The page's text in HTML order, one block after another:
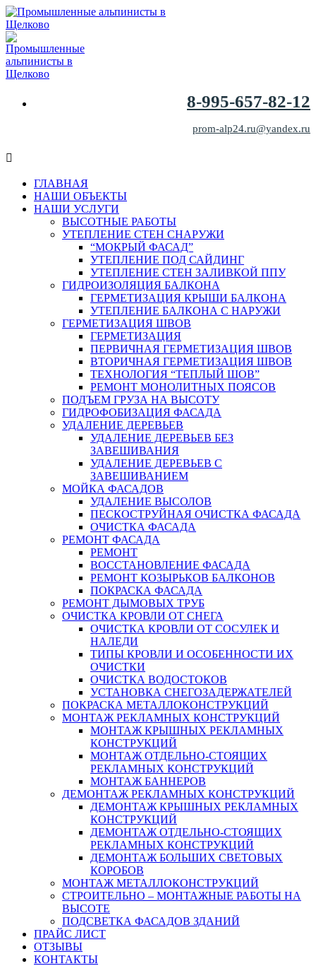
8-995-657-82-12
prom-alp24.ru@yandex.ru
ГЛАВНАЯ
НАШИ ОБЪЕКТЫ
НАШИ УСЛУГИ
ВЫСОТНЫЕ РАБОТЫ
УТЕПЛЕНИЕ СТЕН СНАРУЖИ
“МОКРЫЙ ФАСАД”
УТЕПЛЕНИЕ ПОД САЙДИНГ
УТЕПЛЕНИЕ СТЕН ЗАЛИВКОЙ ППУ
ГИДРОИЗОЛЯЦИЯ БАЛКОНА
ГЕРМЕТИЗАЦИЯ КРЫШИ БАЛКОНА
УТЕПЛЕНИЕ БАЛКОНА С НАРУЖИ
ГЕРМЕТИЗАЦИЯ ШВОВ
ГЕРМЕТИЗАЦИЯ
ПЕРВИЧНАЯ ГЕРМЕТИЗАЦИЯ ШВОВ
ВТОРИЧНАЯ ГЕРМЕТИЗАЦИЯ ШВОВ
ТЕХНОЛОГИЯ “ТЕПЛЫЙ ШОВ”
РЕМОНТ МОНОЛИТНЫХ ПОЯСОВ
ПОДЪЕМ ГРУЗА НА ВЫСОТУ
ГИДРОФОБИЗАЦИЯ ФАСАДА
УДАЛЕНИЕ ДЕРЕВЬЕВ
УДАЛЕНИЕ ДЕРЕВЬЕВ БЕЗ
ЗАВЕШИВАНИЯ
УДАЛЕНИЕ ДЕРЕВЬЕВ С
ЗАВЕШИВАНИЕМ
МОЙКА ФАСАДОВ
УДАЛЕНИЕ ВЫСОЛОВ
ПЕСКОСТРУЙНАЯ ОЧИСТКА ФАСАДА
ОЧИСТКА ФАСАДА
РЕМОНТ ФАСАДА
РЕМОНТ
ВОССТАНОВЛЕНИЕ ФАСАДА
РЕМОНТ КОЗЫРЬКОВ БАЛКОНОВ
ПОКРАСКА ФАСАДА
РЕМОНТ ДЫМОВЫХ ТРУБ
ОЧИСТКА КРОВЛИ ОТ СНЕГА
ОЧИСТКА КРОВЛИ ОТ СОСУЛЕК И
НАЛЕДИ
ТИПЫ КРОВЛИ И ОСОБЕННОСТИ ИХ
ОЧИСТКИ
ОЧИСТКА ВОДОСТОКОВ
УСТАНОВКА СНЕГОЗАДЕРЖАТЕЛЕЙ
ПОКРАСКА МЕТАЛЛОКОНСТРУКЦИЙ
МОНТАЖ РЕКЛАМНЫХ КОНСТРУКЦИЙ
МОНТАЖ КРЫШНЫХ РЕКЛАМНЫХ
КОНСТРУКЦИЙ
МОНТАЖ ОТДЕЛЬНО-СТОЯЩИХ
РЕКЛАМНЫХ КОНСТРУКЦИЙ
МОНТАЖ БАННЕРОВ
ДЕМОНТАЖ РЕКЛАМНЫХ КОНСТРУКЦИЙ
ДЕМОНТАЖ КРЫШНЫХ РЕКЛАМНЫХ
КОНСТРУКЦИЙ
ДЕМОНТАЖ ОТДЕЛЬНО-СТОЯЩИХ
РЕКЛАМНЫХ КОНСТРУКЦИЙ
ДЕМОНТАЖ БОЛЬШИХ СВЕТОВЫХ
КОРОБОВ
МОНТАЖ МЕТАЛЛОКОНСТРУКЦИЙ
СТРОИТЕЛЬНО – МОНТАЖНЫЕ РАБОТЫ НА
ВЫСОТЕ
ПОДСВЕТКА ФАСАДОВ ЗДАНИЙ
ПРАЙС ЛИСТ
ОТЗЫВЫ
КОНТАКТЫ